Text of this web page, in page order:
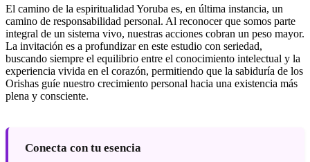
El camino de la espiritualidad Yoruba es, en última instancia, un
camino de responsabilidad personal. Al reconocer que somos parte
integral de un sistema vivo, nuestras acciones cobran un peso mayor.
La invitación es a profundizar en este estudio con seriedad,
buscando siempre el equilibrio entre el conocimiento intelectual y la
experiencia vivida en el corazón, permitiendo que la sabiduría de los
Orishas guíe nuestro crecimiento personal hacia una existencia más
plena y consciente.
Conecta con tu esencia